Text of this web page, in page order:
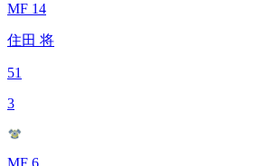
MF 14
住田 将
51
3